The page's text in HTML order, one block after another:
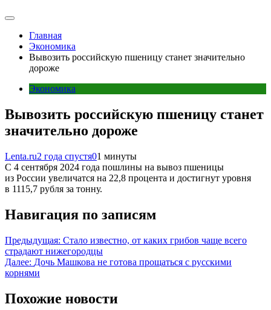
Главная
Экономика
Вывозить российскую пшеницу станет значительно
дороже
Экономика
Вывозить российскую пшеницу станет
значительно дороже
Lenta.ru2 года спустя01 минуты
С 4 сентября 2024 года пошлины на вывоз пшеницы
из России увеличатся на 22,8 процента и достигнут уровня
в 1115,7 рубля за тонну.
Навигация по записям
Предыдущая: Стало известно, от каких грибов чаще всего
страдают нижегородцы
Далее: Дочь Машкова не готова прощаться с русскими
корнями
Похожие новости